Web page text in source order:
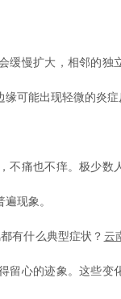
慢扩大，相邻的独
可能出现轻微的炎症
痛也不痒。极少数
现象。
有什么典型症状？ 云
留心的迹象。这些变